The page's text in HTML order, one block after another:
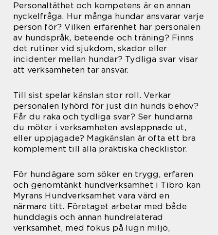
Personaltäthet och kompetens är en annan
nyckelfråga. Hur många hundar ansvarar varje
person för? Vilken erfarenhet har personalen
av hundspråk, beteende och träning? Finns
det rutiner vid sjukdom, skador eller
incidenter mellan hundar? Tydliga svar visar
att verksamheten tar ansvar.
Till sist spelar känslan stor roll. Verkar
personalen lyhörd för just din hunds behov?
Får du raka och tydliga svar? Ser hundarna
du möter i verksamheten avslappnade ut,
eller uppjagade? Magkänslan är ofta ett bra
komplement till alla praktiska checklistor.
För hundägare som söker en trygg, erfaren
och genomtänkt hundverksamhet i Tibro kan
Myrans Hundverksamhet vara värd en
närmare titt. Företaget arbetar med både
hunddagis och annan hundrelaterad
verksamhet, med fokus på lugn miljö,